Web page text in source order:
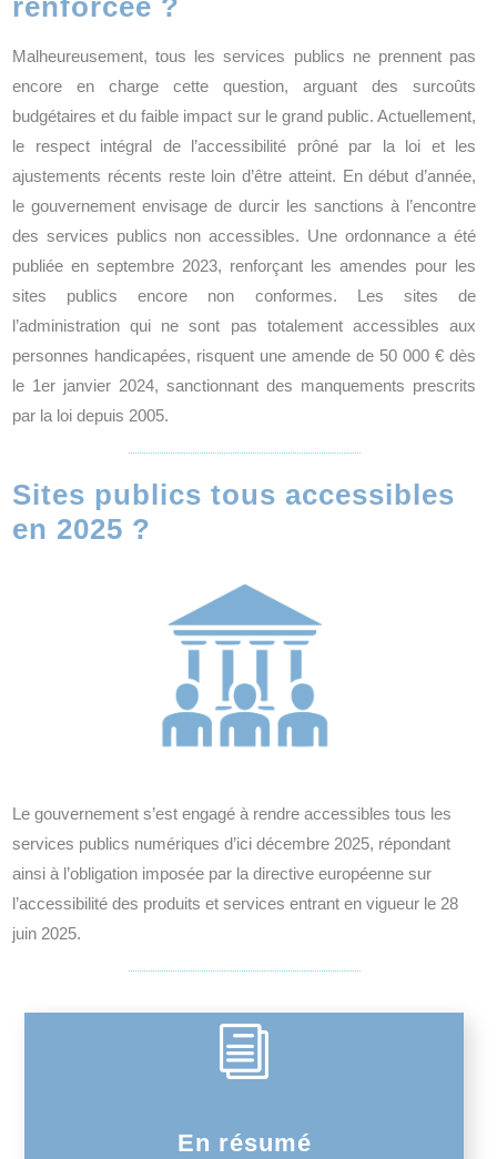
renforcée ?
Malheureusement, tous les services publics ne prennent pas
encore en charge cette question, arguant des surcoûts
budgétaires et du faible impact sur le grand public. Actuellement,
le respect intégral de l’accessibilité prôné par la loi et les
ajustements récents reste loin d’être atteint. En début d’année,
le gouvernement envisage de durcir les sanctions à l’encontre
des services publics non accessibles. Une ordonnance a été
publiée en septembre 2023, renforçant les amendes pour les
sites publics encore non conformes. Les sites de
l’administration qui ne sont pas totalement accessibles aux
personnes handicapées, risquent une amende de 50 000 € dès
le 1er janvier 2024, sanctionnant des manquements prescrits
par la loi depuis 2005.
Sites publics tous accessibles
en 2025 ?
Le gouvernement s’est engagé à rendre accessibles tous les
services publics numériques d’ici décembre 2025, répondant
ainsi à l’obligation imposée par la directive européenne sur
l’accessibilité des produits et services entrant en vigueur le 28
juin 2025.
i
En résumé